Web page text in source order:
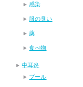
感染
服の臭い
薬
食べ物
中耳炎
プール